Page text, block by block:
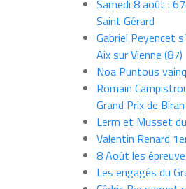
Samedi 8 août :
Saint Gérard
Gabriel Peyencet
Aix sur Vienne (87)
Noa Puntous
Romain
Grand Prix de Biran
Lerm et Musset
Valentin Renard
8 Août les
Les engagés du